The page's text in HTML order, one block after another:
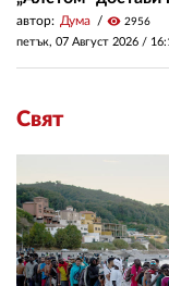
автор: Дума visibility 2956
петък, 07 Август 2026 /
Свят